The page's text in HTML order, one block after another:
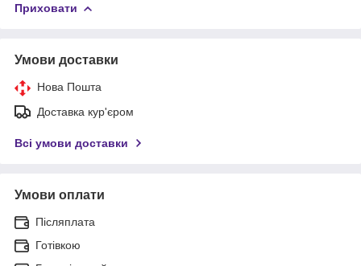
Приховати
Умови доставки
Нова Пошта
Доставка кур'єром
Всі умови доставки
Умови оплати
Післяплата
Готівкою